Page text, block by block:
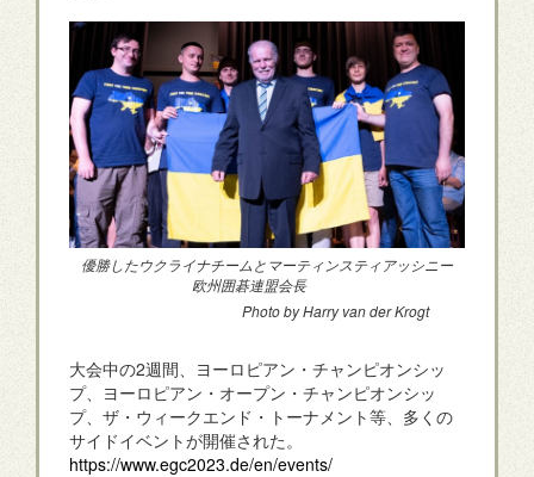
優勝したウクライナチームとマーティンスティアッシニー
欧州囲碁連盟会長
Photo by Harry van der Krogt
大会中の2週間、ヨーロピアン・チャンピオンシッ
プ、ヨーロピアン・オープン・チャンピオンシッ
プ、ザ・ウィークエンド・トーナメント等、多くの
サイドイベントが開催された。
https://www.egc2023.de/en/events/